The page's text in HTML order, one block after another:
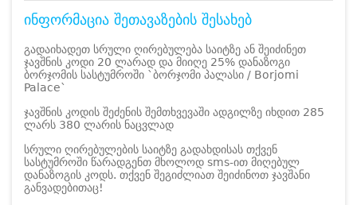
ინფორმაცია შეთავაზების შესახებ
გადაიხადეთ სრული ღირებულება საიტზე ან შეიძინეთ
ჯავშნის კოდი 20 ლარად და მიიღე 25% დანაზოგი
ბორჯომის სასტუმროში `ბორჯომი პალასი / Borjomi
Palace`
ჯავშნის კოდის შეძენის შემთხვევაში ადგილზე იხდით 285
ლარს 380 ლარის ნაცვლად
სრული ღირებულების საიტზე გადახდისას თქვენ
სასტუმროში წარადგენთ მხოლოდ sms-ით მიღებულ
დანაზოგის კოდს. თქვენ შეგიძლიათ შეიძინოთ ჯავშანი
განვადებითაც!